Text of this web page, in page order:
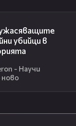
убийци в
- Научи